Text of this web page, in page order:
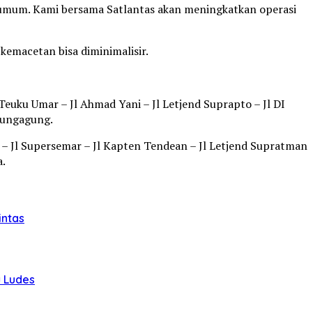
Kami bersama Satlantas akan meningkatkan operasi
bisa diminimalisir.
Umar – Jl Ahmad Yani – Jl Letjend Suprapto – Jl DI
Jl Supersemar – Jl Kapten Tendean – Jl Letjend Supratman